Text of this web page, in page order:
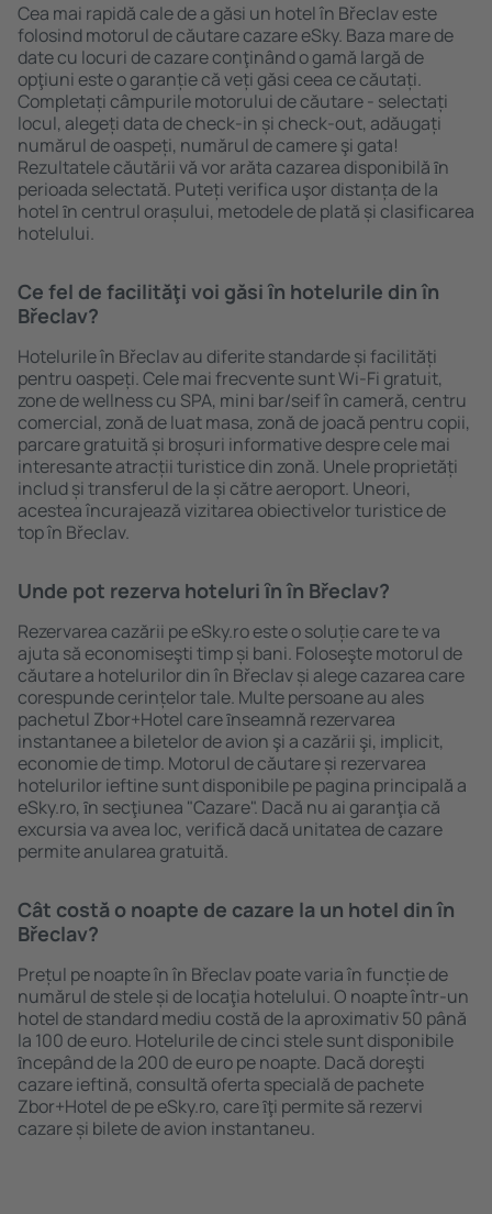
Cea mai rapidă cale de a găsi un hotel în Břeclav este
folosind motorul de căutare cazare eSky. Baza mare de
date cu locuri de cazare conţinând o gamă largă de
opţiuni este o garanție că veți găsi ceea ce căutați.
Completați câmpurile motorului de căutare - selectați
locul, alegeți data de check-in și check-out, adăugați
numărul de oaspeți, numărul de camere şi gata!
Rezultatele căutării vă vor arăta cazarea disponibilă ȋn
perioada selectată. Puteți verifica uşor distanța de la
hotel ȋn centrul orașului, metodele de plată și clasificarea
hotelului.
Ce fel de facilităţi voi găsi ȋn hotelurile din în
Břeclav?
Hotelurile în Břeclav au diferite standarde și facilități
pentru oaspeți. Cele mai frecvente sunt Wi-Fi gratuit,
zone de wellness cu SPA, mini bar/seif în cameră, centru
comercial, zonă de luat masa, zonă de joacă pentru copii,
parcare gratuită și broșuri informative despre cele mai
interesante atracții turistice din zonă. Unele proprietăți
includ și transferul de la și către aeroport. Uneori,
acestea încurajează vizitarea obiectivelor turistice de
top în Břeclav.
Unde pot rezerva hoteluri ȋn în Břeclav?
Rezervarea cazării pe eSky.ro este o soluție care te va
ajuta să economiseşti timp și bani. Foloseşte motorul de
căutare a hotelurilor din în Břeclav și alege cazarea care
corespunde cerințelor tale. Multe persoane au ales
pachetul Zbor+Hotel care ȋnseamnă rezervarea
instantanee a biletelor de avion şi a cazării şi, implicit,
economie de timp. Motorul de căutare și rezervarea
hotelurilor ieftine sunt disponibile pe pagina principală a
eSky.ro, ȋn secţiunea "Cazare". Dacă nu ai garanţia că
excursia va avea loc, verifică dacă unitatea de cazare
permite anularea gratuită.
Cât costă o noapte de cazare la un hotel din în
Břeclav?
Prețul pe noapte în în Břeclav poate varia în funcție de
numărul de stele și de locaţia hotelului. O noapte într-un
hotel de standard mediu costă de la aproximativ 50 până
la 100 de euro. Hotelurile de cinci stele sunt disponibile
ȋncepând de la 200 de euro pe noapte. Dacă doreşti
cazare ieftină, consultă oferta specială de pachete
Zbor+Hotel de pe eSky.ro, care ȋţi permite să rezervi
cazare și bilete de avion instantaneu.